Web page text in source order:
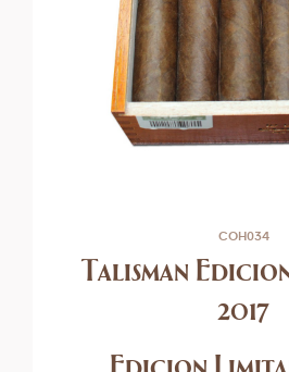
COH034
Talisman
2017